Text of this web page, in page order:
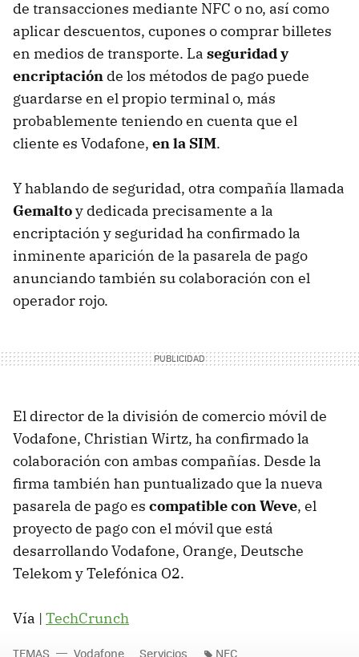
de transacciones mediante NFC o no, así como
aplicar descuentos, cupones o comprar billetes
en medios de transporte. La seguridad y
encriptación de los métodos de pago puede
guardarse en el propio terminal o, más
probablemente teniendo en cuenta que el
cliente es Vodafone, en la SIM.
Y hablando de seguridad, otra compañía llamada
Gemaltoy dedicada precisamente a la
encriptación y seguridad ha confirmado la
inminente aparición de la pasarela de pago
anunciando también su colaboración con el
operador rojo.
El director de la división de comercio móvil de
Vodafone, Christian Wirtz, ha confirmado la
colaboración con ambas compañías. Desde la
firma también han puntualizado que la nueva
pasarela de pago es compatible con Weve, el
proyecto de pago con el móvil que está
desarrollando Vodafone, Orange, Deutsche
Telekom y Telefónica O2.
Vía | TechCrunch
TEMAS Vodafone Servicios NFC